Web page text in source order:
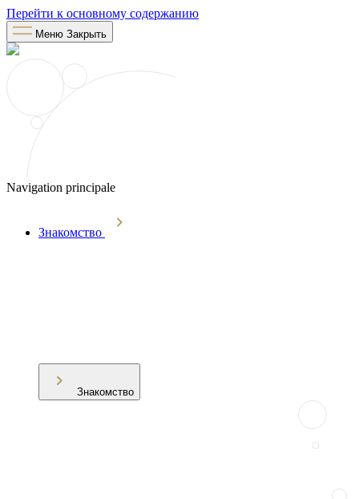
Перейти к основному содержанию
Меню Закрыть
Navigation principale
Знакомство
Знакомство